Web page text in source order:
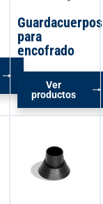
Guardacuerpos
para
encofrado
Ver
productos